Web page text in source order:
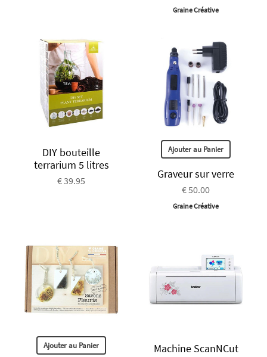
Graine Créative
DIY bouteille
terrarium 5 litres
€ 39.95
Ajouter au Panier
Graveur sur verre
€ 50.00
Graine Créative
Ajouter au Panier Machine ScanNCut